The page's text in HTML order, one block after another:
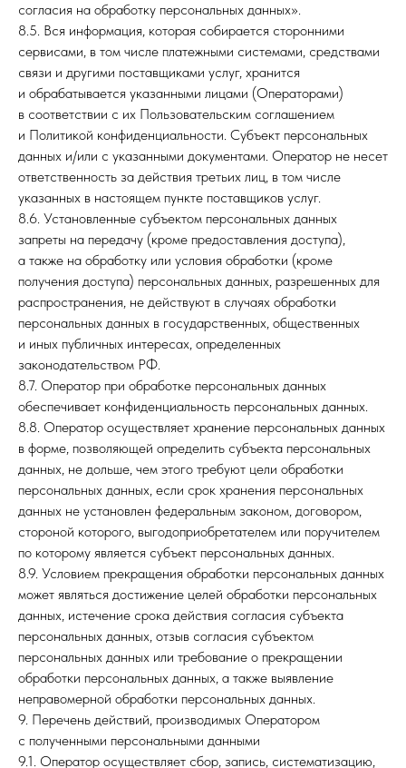
согласия на обработку персональных данных».
8.5. Вся информация, которая собирается сторонними
сервисами, в том числе платежными системами, средствами
связи и другими поставщиками услуг, хранится
и обрабатывается указанными лицами (Операторами)
в соответствии с их Пользовательским соглашением
и Политикой конфиденциальности. Субъект персональных
данных и/или с указанными документами. Оператор не несет
ответственность за действия третьих лиц, в том числе
указанных в настоящем пункте поставщиков услуг.
8.6. Установленные субъектом персональных данных
запреты на передачу (кроме предоставления доступа),
а также на обработку или условия обработки (кроме
получения доступа) персональных данных, разрешенных для
распространения, не действуют в случаях обработки
персональных данных в государственных, общественных
и иных публичных интересах, определенных
законодательством РФ.
8.7. Оператор при обработке персональных данных
обеспечивает конфиденциальность персональных данных.
8.8. Оператор осуществляет хранение персональных данных
в форме, позволяющей определить субъекта персональных
данных, не дольше, чем этого требуют цели обработки
персональных данных, если срок хранения персональных
данных не установлен федеральным законом, договором,
стороной которого, выгодоприобретателем или поручителем
по которому является субъект персональных данных.
8.9. Условием прекращения обработки персональных данных
может являться достижение целей обработки персональных
данных, истечение срока действия согласия субъекта
персональных данных, отзыв согласия субъектом
персональных данных или требование о прекращении
обработки персональных данных, а также выявление
неправомерной обработки персональных данных.
9. Перечень действий, производимых Оператором
с полученными персональными данными
9.1. Оператор осуществляет сбор, запись, систематизацию,